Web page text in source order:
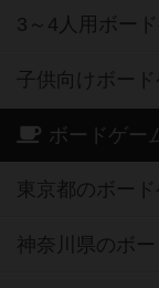
3～4人用ボー
子供向けボー
ボードゲー
東京都のボー
神奈川県のボ